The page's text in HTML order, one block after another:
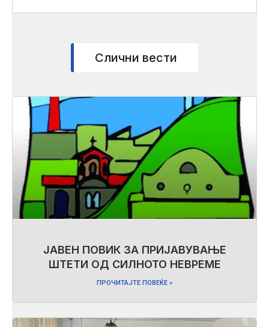
Слични вести
ЈАВЕН ПОВИК ЗА ПРИЈАВУВАЊЕ
ШТЕТИ ОД СИЛНОТО НЕВРЕМЕ
ПРОЧИТАЈТЕ ПОВЕЌЕ »